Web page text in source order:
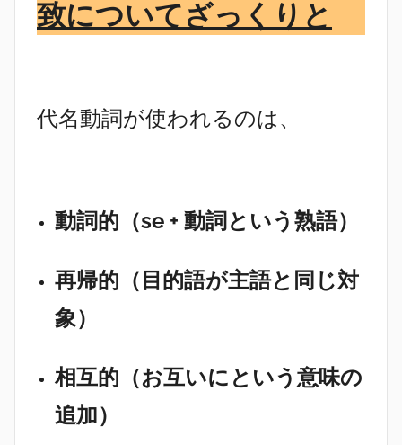
致についてざっくりと
代名動詞が使われるのは、
動詞的（se + 動詞という熟語）
再帰的（目的語が主語と同じ対
象）
相互的（お互いにという意味の
追加）